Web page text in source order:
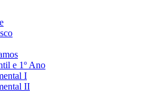
e 1º Ano
I
II